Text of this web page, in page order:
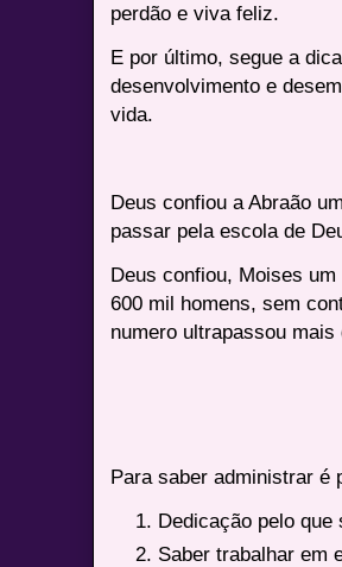
perdão e viva feliz.
E por último, segue a
desenvolvimento e
vida.
Deus confiou a Abraão
passar pela escola de
Deus confiou, Moises
600 mil homens, sem
numero ultrapassou
Para saber administrar é
Dedicação pelo que
Saber trabalhar em